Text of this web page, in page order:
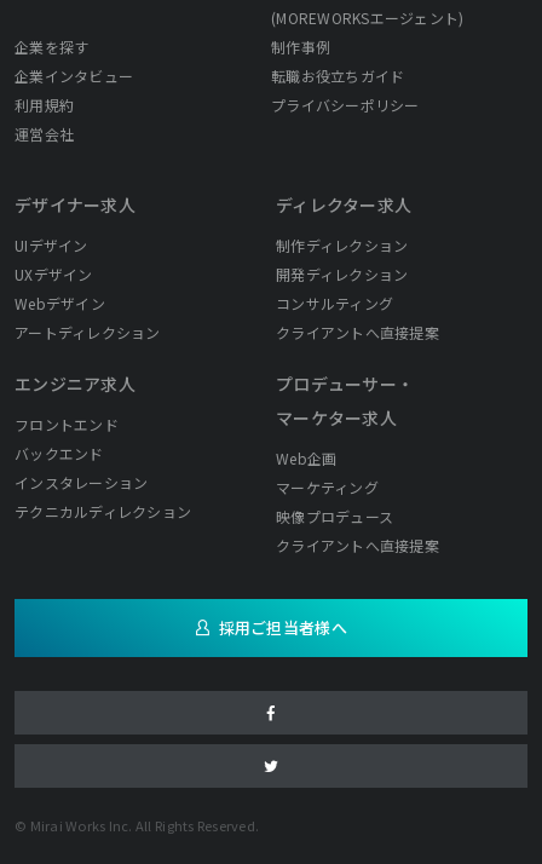
(MOREWORKSエージェント)
企業を探す
制作事例
企業インタビュー
転職お役立ちガイド
利用規約
プライバシーポリシー
運営会社
デザイナー求人
UIデザイン
UXデザイン
Webデザイン
アートディレクション
エンジニア求人
フロントエンド
バックエンド
インスタレーション
テクニカルディレクション
ディレクター求人
制作ディレクション
開発ディレクション
コンサルティング
クライアントへ直接提案
プロデューサー・
マーケター求人
Web企画
マーケティング
映像プロデュース
クライアントへ直接提案
採用ご担当者様へ
© Mirai Works Inc. All Rights Reserved.